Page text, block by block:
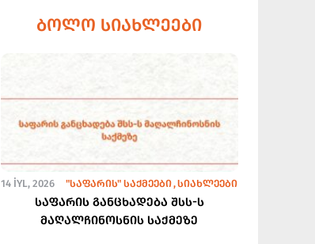
ᲑᲝᲚᲝ ᲡᲘᲐᲮᲚᲔᲔᲑᲘ
14 İYL, 2026 "ᲡᲐᲤᲐᲠᲘᲡ" ᲡᲐᲥᲛᲔᲔᲑᲘ ᲡᲘᲐᲮᲚᲔᲔᲑᲘ
საფარის განცხადება შსს-ს
მაღალჩინოსნის საქმეზე